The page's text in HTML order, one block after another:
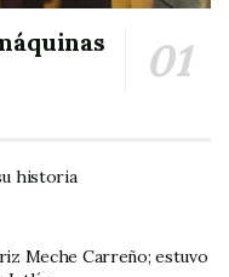
historia
Meche Carreño; estuvo